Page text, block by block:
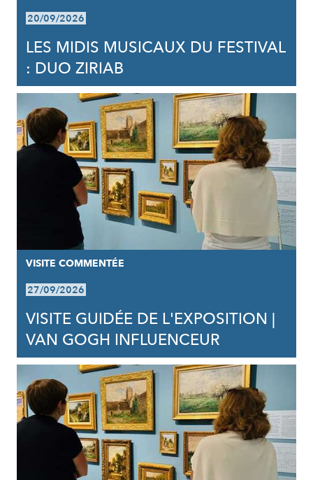
20/09/2026
LES MIDIS MUSICAUX DU FESTIVAL
: DUO ZIRIAB
VISITE COMMENTÉE
27/09/2026
VISITE GUIDÉE DE L'EXPOSITION |
VAN GOGH INFLUENCEUR